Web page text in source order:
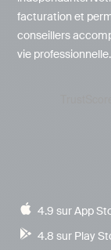
facturation et
conseillers
vie professionnelle.
4.9 sur App
4.8 sur Play